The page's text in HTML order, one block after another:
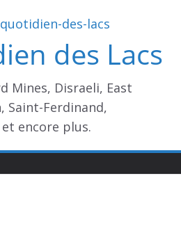
des Lacs
Mines, Disraeli, East
Saint-Ferdinand,
encore plus.